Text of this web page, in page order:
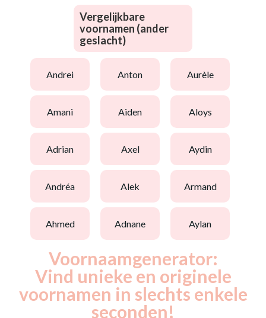
Vergelijkbare
voornamen (ander
geslacht)
andrei anton aurèle
amani aiden aloys
adrian axel aydin
andréa alek armand
ahmed adnane aylan
Voornaamgenerator:
Vind unieke en originele
voornamen in slechts enkele
seconden!